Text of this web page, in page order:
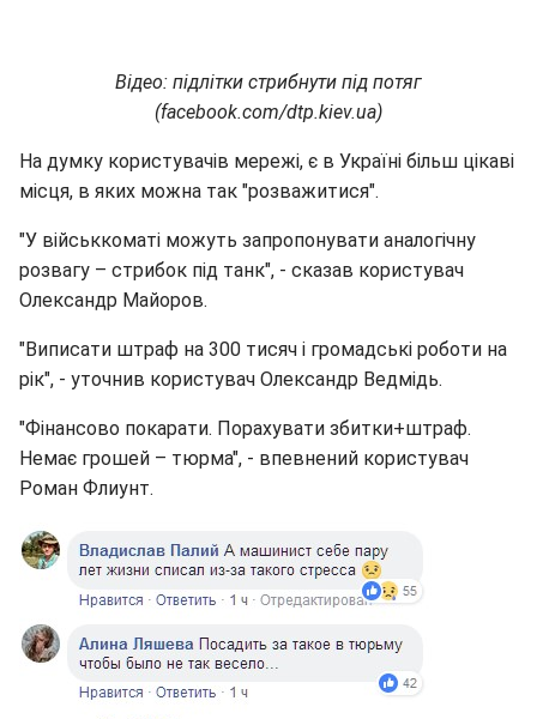
Відео: підлітки стрибнути під потяг
(facebook.com/dtp.kiev.ua)
На думку користувачів мережі, є в Україні більш цікаві
місця, в яких можна так "розважитися".
"У військкоматі можуть запропонувати аналогічну
розвагу – стрибок під танк", - сказав користувач
Олександр Майоров.
"Виписати штраф на 300 тисяч і громадські роботи на
рік", - уточнив користувач Олександр Ведмідь.
"Фінансово покарати. Порахувати збитки+штраф.
Немає грошей – тюрма", - впевнений користувач
Роман Флиунт.